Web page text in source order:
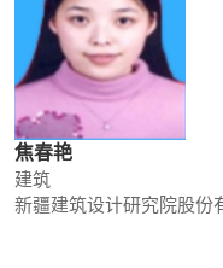
焦春艳
建筑
新疆建筑设计研究院股份